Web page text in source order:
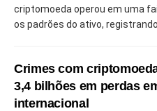
criptomoeda operou em uma
os padrões do ativo, registrando
Crimes com
3,4 bilhões em perdas
internacional